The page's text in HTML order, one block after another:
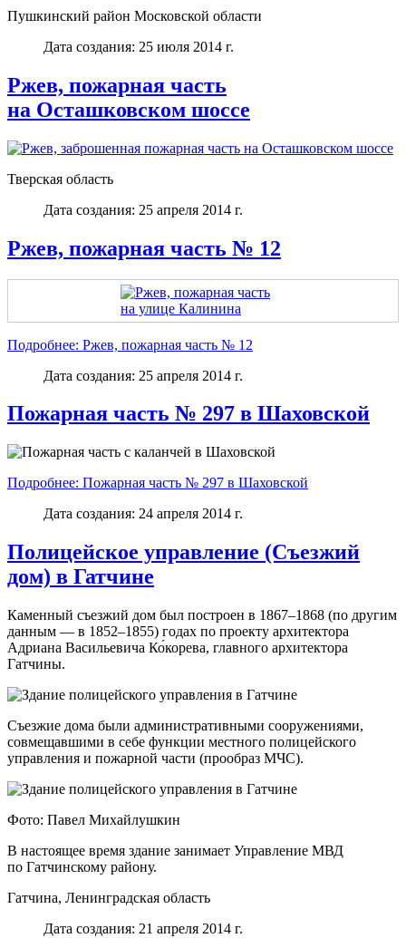
Пушкинский район Московской области
Дата создания: 25 июля 2014 г.
Ржев, пожарная часть
на Осташковском шоссе
Тверская область
Дата создания: 25 апреля 2014 г.
Ржев, пожарная часть № 12
Подробнее: Ржев, пожарная часть № 12
Дата создания: 25 апреля 2014 г.
Пожарная часть № 297 в Шаховской
Подробнее: Пожарная часть № 297 в Шаховской
Дата создания: 24 апреля 2014 г.
Полицейское управление (Съезжий
дом) в Гатчине
Каменный съезжий дом был построен в 1867–1868 (по другим
данным — в 1852–1855) годах по проекту архитектора
Адриана Васильевича Ко́корева, главного архитектора
Гатчины.
Съезжие дома были административными сооружениями,
совмещавшими в себе функции местного полицейского
управления и пожарной части (прообраз МЧС).
Фото: Павел Михайлушкин
В настоящее время здание занимает Управление МВД
по Гатчинскому району.
Гатчина, Ленинградская область
Дата создания: 21 апреля 2014 г.